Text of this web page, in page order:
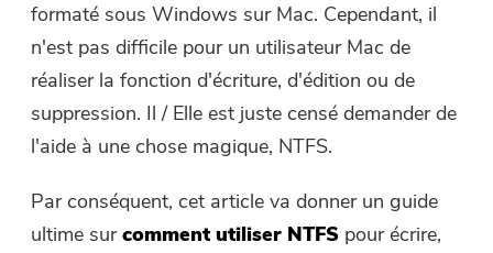
Free Video Editor
Free Photo Compressor
Free PDF Compressor
formaté sous Windows sur Mac. Cependant, il
n'est pas difficile pour un utilisateur Mac de
réaliser la fonction d'écriture, d'édition ou de
suppression. Il / Elle est juste censé demander de
l'aide à une chose magique, NTFS.
Par conséquent, cet article va donner un guide
ultime surcomment utiliser NTFS pour écrire,